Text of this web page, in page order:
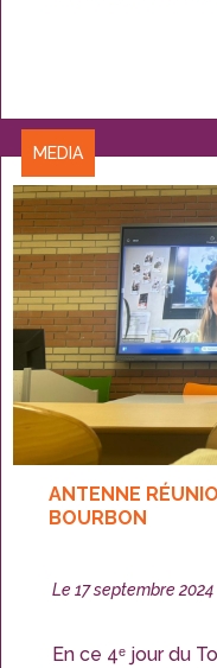
CATÉGORIES
MEDIA
ANTENNE
BOURBON
Publié
Le17 septembre 2024
En ce 4ᵉ jour du